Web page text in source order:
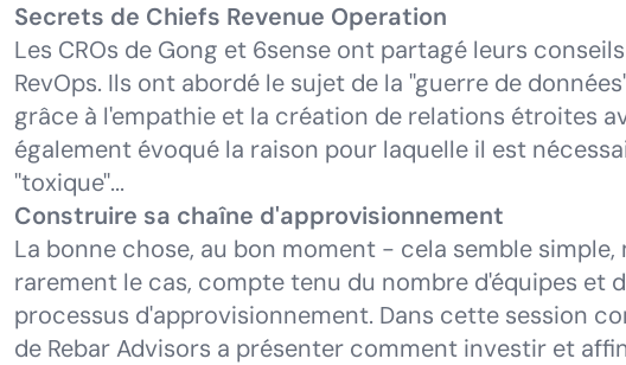
Secrets de Chiefs Revenue Operation
Les CROs de Gong et 6sense ont partagé leurs
RevOps. Ils ont abordé le sujet de la "guerre de
grâce à l'empathie et la création de relations étroites
également évoqué la raison pour laquelle il est
"toxique"...
Construire sa chaîne d'approvisionnement
La bonne chose, au bon moment - cela semble
rarement le cas, compte tenu du nombre d'équipes et
processus d'approvisionnement. Dans cette session
de Rebar Advisors a présenter comment investir et